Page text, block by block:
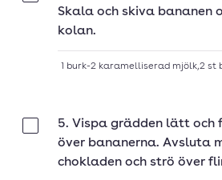
Skala och skiva bananen
kolan.
1 burk-2 karamelliserad mjölk,2 st
5. Vispa grädden lätt och
över bananerna. Avsluta
chokladen och strö över